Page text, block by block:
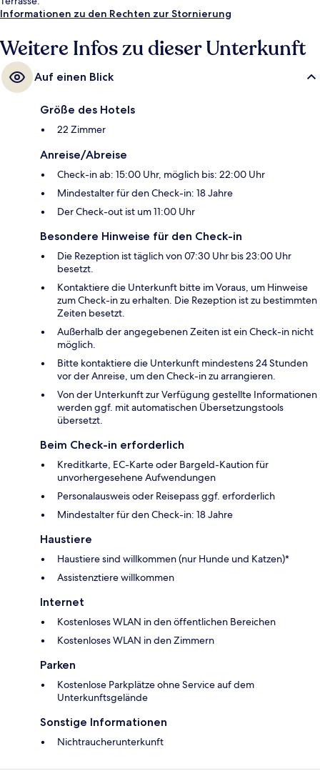
Informationen zu den Rechten zur Stornierung
Weitere Infos zu dieser Unterkunft
Auf einen Blick
Größe des Hotels
22 Zimmer
Anreise/Abreise
Check-in ab: 15:00 Uhr, möglich bis: 22:00 Uhr
Mindestalter für den Check-in: 18 Jahre
Der Check-out ist um 11:00 Uhr
Besondere Hinweise für den Check-in
Die Rezeption ist täglich von 07:30 Uhr bis 23:00 Uhr
besetzt.
Kontaktiere die Unterkunft bitte im Voraus, um Hinweise
zum Check-in zu erhalten. Die Rezeption ist zu bestimmten
Zeiten besetzt.
Außerhalb der angegebenen Zeiten ist ein Check-in nicht
möglich.
Bitte kontaktiere die Unterkunft mindestens 24 Stunden
vor der Anreise, um den Check-in zu arrangieren.
Von der Unterkunft zur Verfügung gestellte Informationen
werden ggf. mit automatischen Übersetzungstools
übersetzt.
Beim Check-in erforderlich
Kreditkarte, EC-Karte oder Bargeld-Kaution für
unvorhergesehene Aufwendungen
Personalausweis oder Reisepass ggf. erforderlich
Mindestalter für den Check-in: 18 Jahre
Haustiere
Haustiere sind willkommen (nur Hunde und Katzen)*
Assistenztiere willkommen
Internet
Kostenloses WLAN in den öffentlichen Bereichen
Kostenloses WLAN in den Zimmern
Parken
Kostenlose Parkplätze ohne Service auf dem
Unterkunftsgelände
Sonstige Informationen
Nichtraucherunterkunft